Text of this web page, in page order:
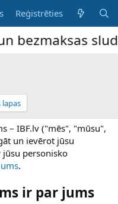
Reģistrēties
lapas
– IBF.lv ("mēs", "mūsu",
un ievērot jūsu
personisko
.
ir par jums